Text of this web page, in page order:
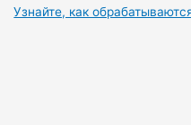
Узнайте, как